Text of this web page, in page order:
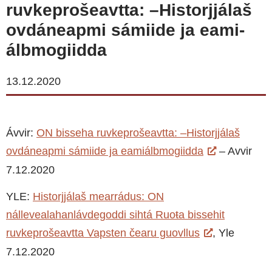
ruvkeprošeavtta: –Historjjálaš
ovdáneapmi sámiide ja eami­
álbmogiidda
13.12.2020
Ávvir: ON bisseha ruvkeprošeavtta: –Historjjálaš
ovdáneapmi sámiide ja eami­álbmogiidda
– Avvir
7.12.2020
YLE: Historjjálaš mearrádus: ON
nállevealahanlávdegoddi sihtá Ruoŧa bissehit
ruvkeprošeavtta Vapsten čearu guovllus
, Yle
7.12.2020